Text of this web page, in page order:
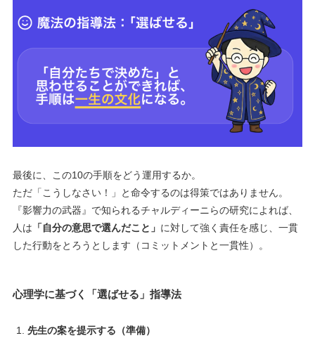
最後に、この10の手順をどう運用するか。
ただ「こうしなさい！」と命令するのは得策ではありません。
『影響力の武器』で知られるチャルディーニらの研究によれば、
人は 「自分の意思で選んだこと」 に対して強く責任を感じ、一貫
した行動をとろうとします（コミットメントと一貫性）。
心理学に基づく「選ばせる」指導法
先生の案を提示する（準備）